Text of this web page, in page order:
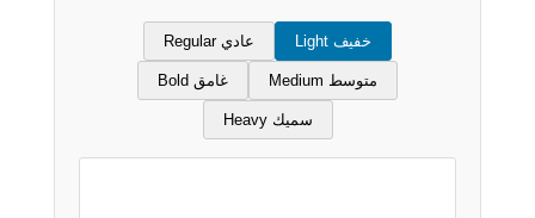
خفيف Light عادي Regular
متوسط Medium غامق Bold
سميك Heavy